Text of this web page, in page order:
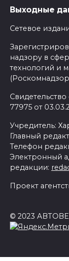
Выходные
Сетевое
надзору в
технологий и
77975 от
Учредитель:
Главный
Телефон
Электронный
редакции:
Проект
© 2023